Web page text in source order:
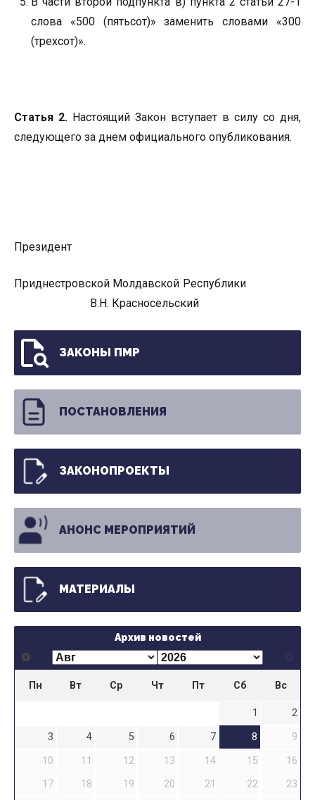
слова «500 (пятьсот)» заменить словами «300
(трехсот)».
Статья 2. Настоящий Закон вступает в силу со дня,
следующего за днем официального опубликования.
Президент
Приднестровской Молдавской Республики
В.Н. Красносельский
ЗАКОНЫ ПМР
ПОСТАНОВЛЕНИЯ
ЗАКОНОПРОЕКТЫ
АНОНС МЕРОПРИЯТИЙ
МАТЕРИАЛЫ
Архив новостей
Пн Вт Ср Чт Пт Сб Вс
1
2
3
4 5 6 7 8
9
10
11 12 13 14 15
16
17
18 19 20 21 22
23